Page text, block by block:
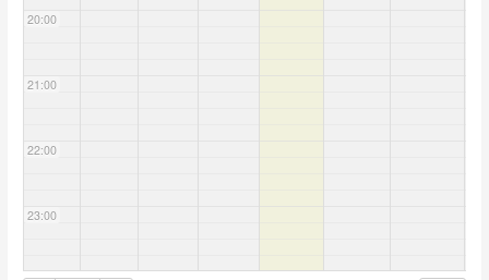
20:00
21:00
22:00
23:00